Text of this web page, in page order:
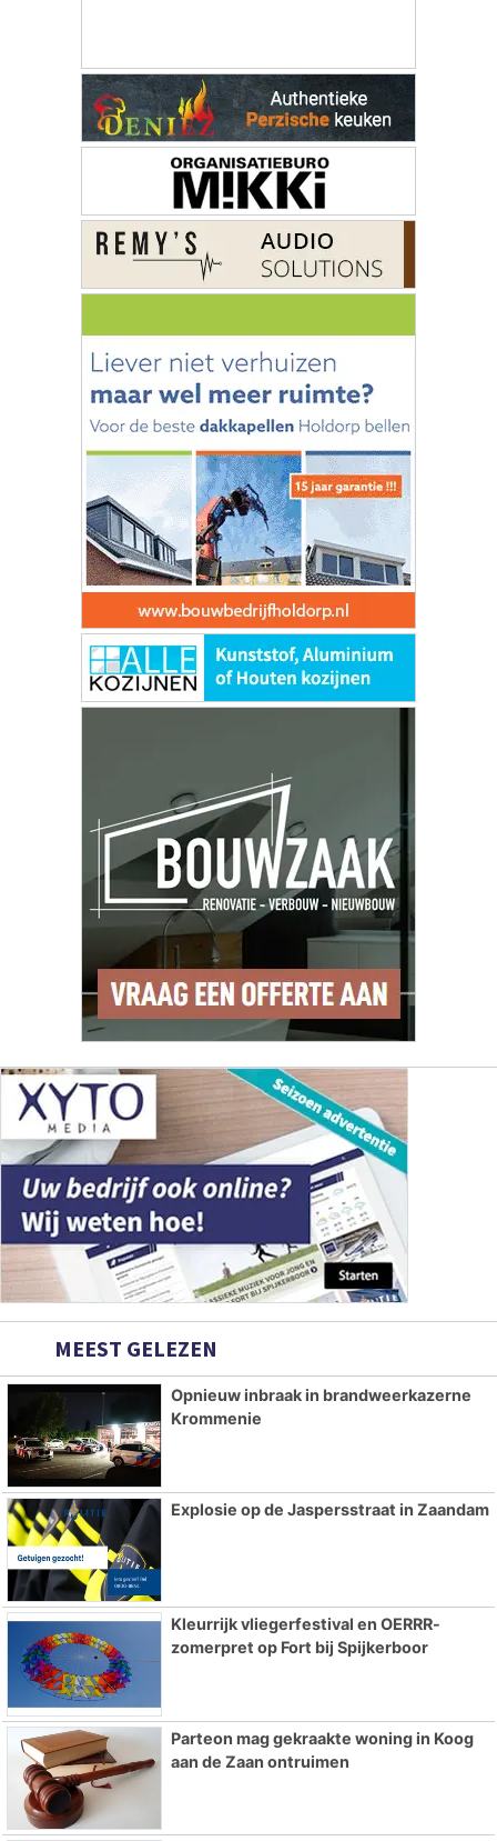
MEEST GELEZEN
Opnieuw inbraak in brandweerkazerne
Krommenie
Explosie op de Jaspersstraat in Zaandam
Kleurrijk vliegerfestival en OERRR-
zomerpret op Fort bij Spijkerboor
Parteon mag gekraakte woning in Koog
aan de Zaan ontruimen